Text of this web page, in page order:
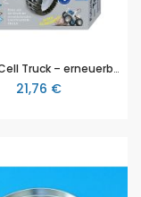
Future Cell Truck – erneuerbare Energie durch Brennstoffzelle
21,76 €